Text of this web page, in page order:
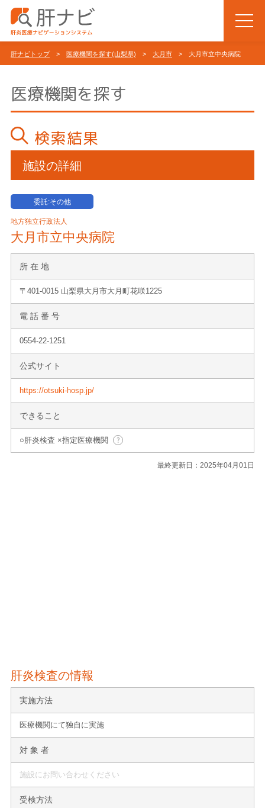
肝ナビトップ> 医療機関を探す(山梨県) > 大月市 > 大月市立中央病院
医療機関を探す
検索結果
施設の詳細
委託:その他
地方独立行政法人
大月市立中央病院
所 在 地
〒401-0015 山梨県大月市大月町花咲1225
電 話 番 号
0554-22-1251
公式サイト
https://otsuki-hosp.jp/
できること
○肝炎検査 ×指定医療機関
最終更新日：2025年04月01日
肝炎検査の情報
実施方法
医療機関にて独自に実施
対 象 者
施設にお問い合わせください
受検方法